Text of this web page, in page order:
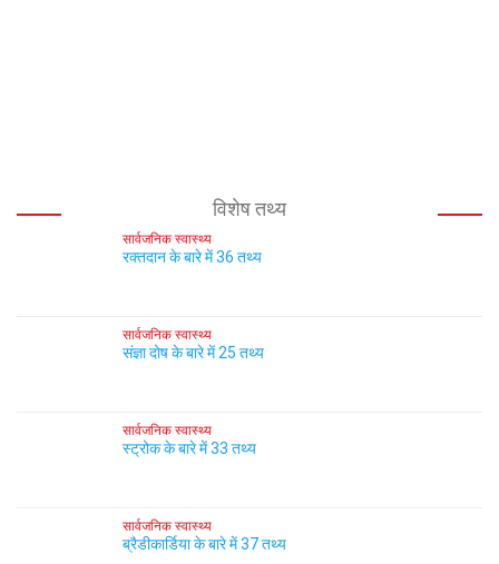
विशेष तथ्य
सार्वजनिक स्वास्थ्य
रक्तदान के बारे में 36 तथ्य
सार्वजनिक स्वास्थ्य
संज्ञा दोष के बारे में 25 तथ्य
सार्वजनिक स्वास्थ्य
स्ट्रोक के बारे में 33 तथ्य
सार्वजनिक स्वास्थ्य
ब्रैडीकार्डिया के बारे में 37 तथ्य